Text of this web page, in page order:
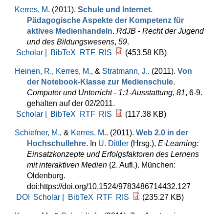
Kerres, M. (2011). Schule und Internet.
Pädagogische Aspekte der Kompetenz für
aktives Medienhandeln. RdJB - Recht der Jugend
und des Bildungswesens, 59.
Scholar |
BibTeX RTF RIS (453.58 KB)
Heinen, R., Kerres, M., & Stratmann, J.. (2011). Von
der Notebook-Klasse zur Medienschule.
Computer und Unterricht - 1:1-Ausstattung, 81, 6-9.
gehalten auf der 02/2011.
Scholar |
BibTeX RTF RIS (117.38 KB)
Schiefner, M., & Kerres, M.. (2011). Web 2.0 in der
Hochschullehre. In U. Dittler (Hrsg.), E-Learning:
Einsatzkonzepte und Erfolgsfaktoren des Lernens
mit interaktiven Medien (2. Aufl.). München:
Oldenburg.
doi:https://doi.org/10.1524/9783486714432.127
DOI
Scholar | BibTeX RTF RIS (235.27 KB)